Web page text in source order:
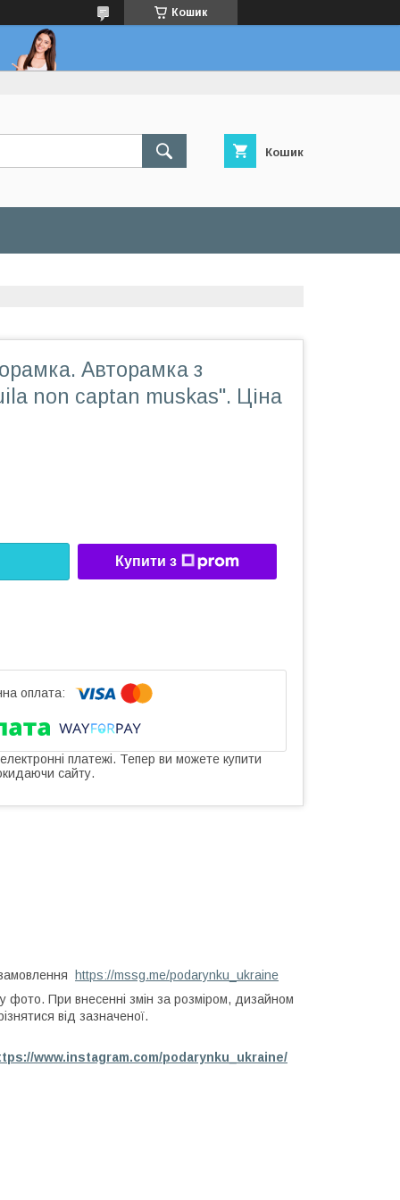
Кошик
Кошик
Авторамка з
non captan muskas". Ціна
Купити з
платежі. Тепер ви можете купити
сайту.
https://mssg.me/podarynku_ukraine
фото. При внесенні змін за розміром, дизайном
від зазначеної.
www.instagram.com/podarynku_ukraine/